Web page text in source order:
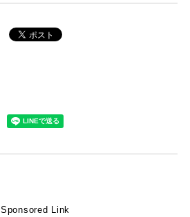
Sponsored Link